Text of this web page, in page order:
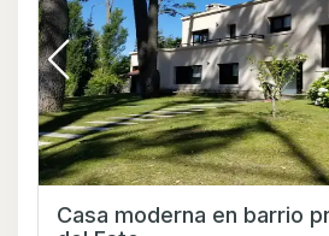
Casa moderna en barrio privado en Punta